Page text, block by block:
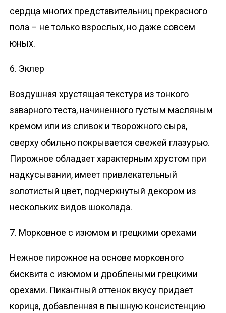
сердца многих представительниц прекрасного
пола – не только взрослых, но даже совсем
юных.
6. Эклер
Воздушная хрустящая текстура из тонкого
заварного теста, начиненного густым масляным
кремом или из сливок и творожного сыра,
сверху обильно покрывается свежей глазурью.
Пирожное обладает характерным хрустом при
надкусывании, имеет привлекательный
золотистый цвет, подчеркнутый декором из
нескольких видов шоколада.
7. Морковное с изюмом и грецкими орехами
Нежное пирожное на основе морковного
бисквита с изюмом и дроблеными грецкими
орехами. Пикантный оттенок вкусу придает
корица, добавленная в пышную консистенцию